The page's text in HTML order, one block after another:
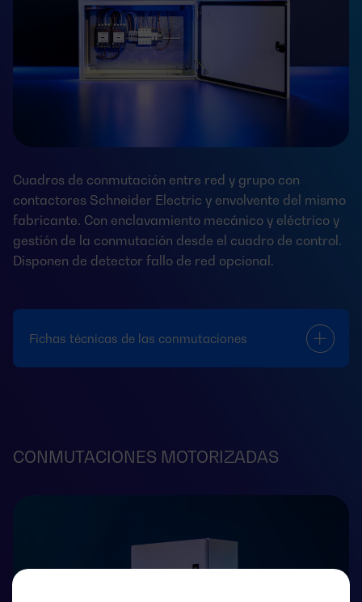
Cuadros de conmutación entre red y grupo con
contactores Schneider Electric y envolvente del mismo
fabricante. Con enclavamiento mecánico y eléctrico y
gestión de la conmutación desde el cuadro de control.
Disponen de detector fallo de red opcional.
Fichas técnicas de las conmutaciones
CONMUTACIONES MOTORIZADAS